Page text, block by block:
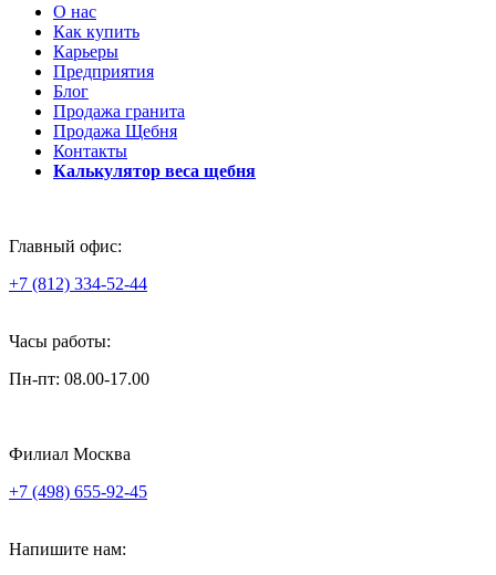
О нас
Как купить
Карьеры
Предприятия
Блог
Продажа гранита
Продажа Щебня
Контакты
Калькулятор веса щебня
Главный офис:
+7 (812) 334-52-44
Часы работы:
Пн-пт: 08.00-17.00
Филиал Москва
+7 (498) 655-92-45
Напишите нам: